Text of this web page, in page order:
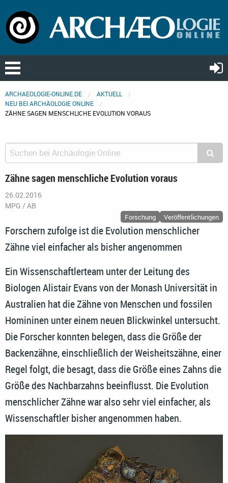
ARCHAEOLOGIE-ONLINE.DE
AKTUELL
NEU BEI ARCHÄOLOGIE ONLINE
ZÄHNE SAGEN MENSCHLICHE EVOLUTION VORAUS
Zähne sagen menschliche Evolution voraus
26.02.2016
MPG / AB
Forschung Veröffentlichungen
Forschern zufolge ist die Evolution menschlicher
Zähne viel einfacher als bisher angenommen
Ein Wissenschaftlerteam unter der Leitung des
Biologen Alistair Evans von der Monash Universität in
Australien hat die Zähne von Menschen und fossilen
Homininen unter einem neuen Blickwinkel untersucht.
Die Forscher konnten belegen, dass die Größe der
Backenzähne, einschließlich der Weisheitszähne, einer
Regel folgt, die besagt, dass die Größe eines Zahns die
Größe des Nachbarzahns beeinflusst. Die Evolution
menschlicher Zähne war also sehr viel einfacher, als
Wissenschaftler bisher angenommen haben.